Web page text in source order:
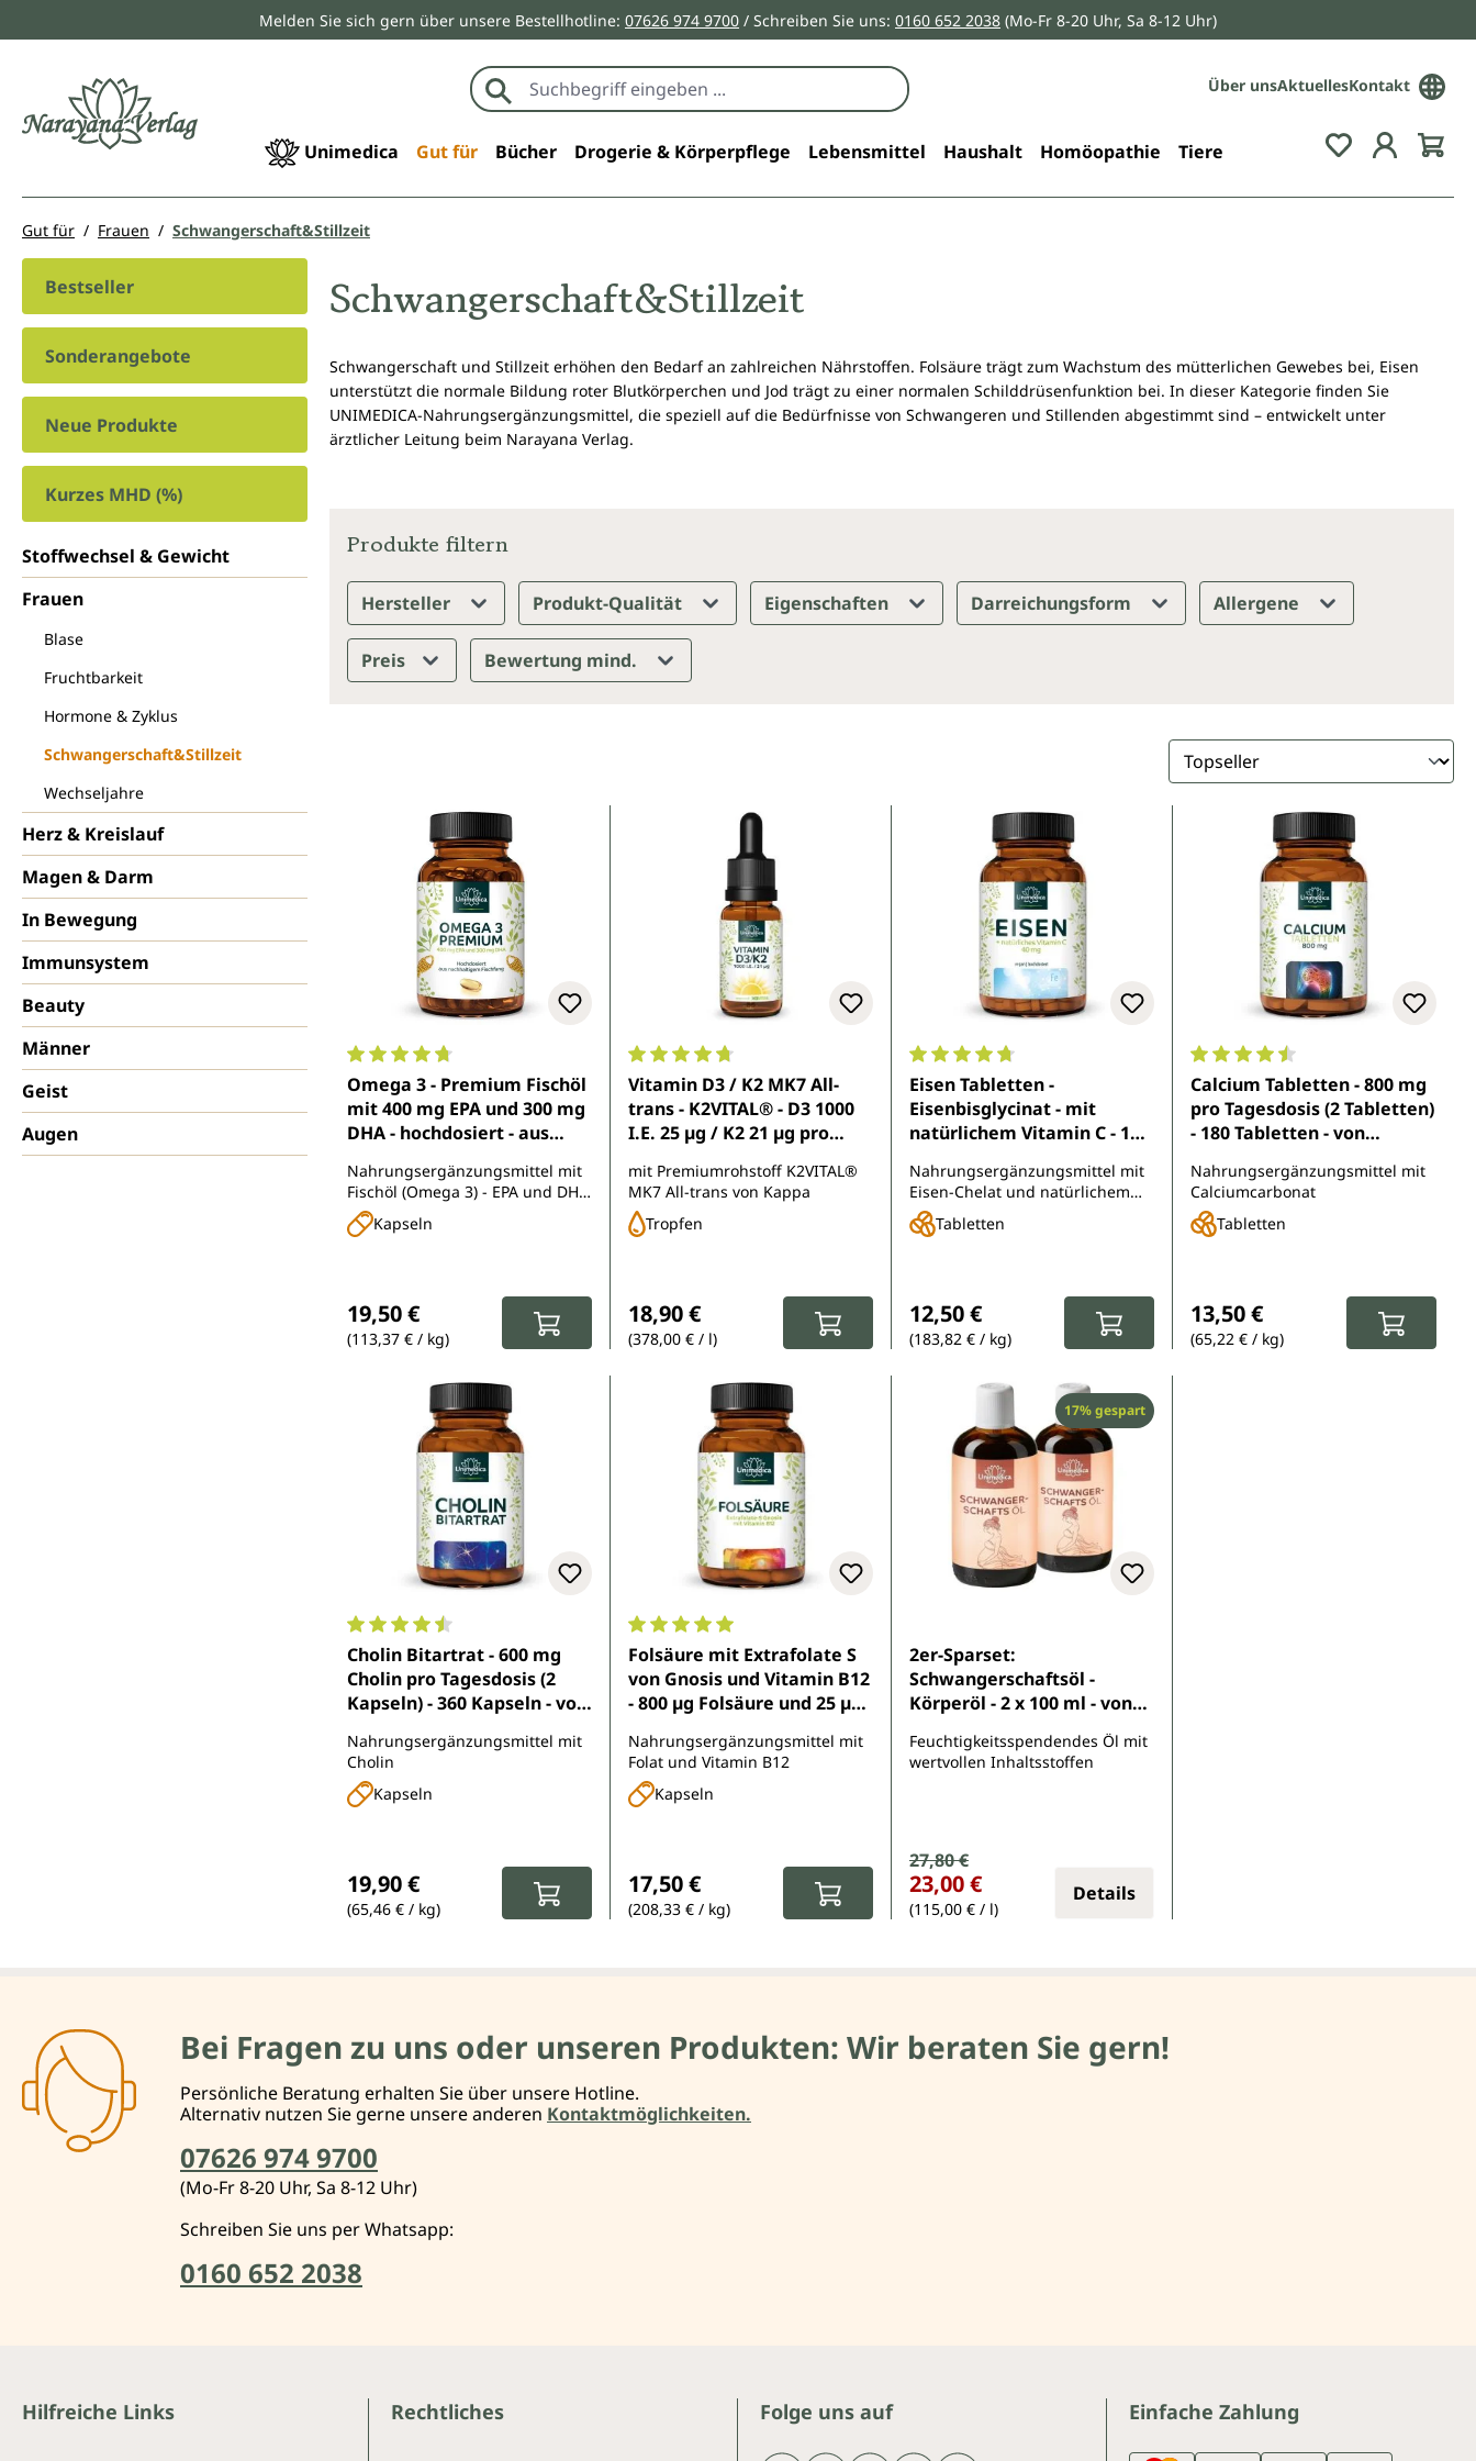
Zur Hauptnavigation springenMelden Sie sich gern über unsere Bestellhotline: 07626 974 9700 / Schreiben Sie uns: 0160 652 2038 (Mo-Fr 8-20 Uhr, Sa 8-12 Uhr)
Über unsAktuellesKontakt
Unimedica Gut für Bücher Drogerie & Körperpflege Lebensmittel Haushalt Homöopathie Tiere Du hast 0
Gut für Frauen Schwangerschaft&Stillzeit
Bestseller
Sonderangebote
Neue Produkte
Kurzes MHD (%)
Stoffwechsel & Gewicht
Frauen
Blase
Fruchtbarkeit
Hormone & Zyklus
Schwangerschaft&Stillzeit
Wechseljahre
Herz & Kreislauf
Magen & Darm
In Bewegung
Immunsystem
Beauty
Männer
Geist
Augen
Schwangerschaft&Stillzeit
Schwangerschaft und Stillzeit erhöhen den Bedarf an zahlreichen Nährstoffen. Folsäure trägt zum Wachstum des mütterlichen Gewebes bei, Eisen
unterstützt die normale Bildung roter Blutkörperchen und Jod trägt zu einer normalen Schilddrüsenfunktion bei. In dieser Kategorie finden Sie
UNIMEDICA-Nahrungsergänzungsmittel, die speziell auf die Bedürfnisse von Schwangeren und Stillenden abgestimmt sind – entwickelt unter
ärztlicher Leitung beim Narayana Verlag.
Produkte filtern
Hersteller Produkt-Qualität Eigenschaften Darreichungsform Allergene
Preis Bewertung mind.
Durchschnittliche Bewertung von 4.7 von 5 Sternen
Omega 3 - Premium Fischöl
mit 400 mg EPA und 300 mg
DHA - hochdosiert - aus
1.000 mg pro Tagesdosis (1
Kapsel) - 120 Softgelkapseln
- von Unimedica
Nahrungsergänzungsmittel mit
Fischöl (Omega 3) - EPA und DHA
in natürlicher Triglyceridform
Kapseln
19,50 €
(113,37 € / kg)
Durchschnittliche Bewertung von 4.8 von 5 Sternen
Vitamin D3 / K2 MK7 All-
trans - K2VITAL® - D3 1000
I.E. 25 µg / K2 21 µg pro
Tropfen) - 50 ml - von
Unimedica
mit Premiumrohstoff K2VITAL®
MK7 All-trans von Kappa
Tropfen
18,90 €
(378,00 € / l)
Durchschnittliche Bewertung von 4.7 von 5 Sternen
Eisen Tabletten -
Eisenbisglycinat - mit
natürlichem Vitamin C - 120
Nahrungsergänzungsmittel mit
Eisen-Chelat und natürlichem
Vitamin C
Tabletten
12,50 €
(183,82 € / kg)
Durchschnittliche Bewertung von
Calcium Tabletten - 800 mg
pro Tagesdosis (2 Tabletten)
- 180 Tabletten - von
Nahrungsergänzungsmittel mit
Calciumcarbonat
Tabletten
13,50 €
(65,22 € / kg)
Durchschnittliche Bewertung von 4.6 von 5 Sternen
Cholin Bitartrat - 600 mg
Cholin pro Tagesdosis (2
Kapseln) - 360 Kapseln - von
Nahrungsergänzungsmittel mit
Cholin
Kapseln
19,90 €
(65,46 € / kg)
Durchschnittliche Bewertung von 5 von 5 Sternen
Folsäure mit Extrafolate S
von Gnosis und Vitamin B12
- 800 µg Folsäure und 25 µg
(1 Kapsel) - 180 Kapseln -
von Unimedica
Nahrungsergänzungsmittel mit
Folat und Vitamin B12
Kapseln
17,50 €
(208,33 € / kg)
Rabatt
17% gespart
2er-Sparset:
Schwangerschaftsöl -
Körperöl - 2 x 100 ml - von
Feuchtigkeitsspendendes Öl mit
wertvollen Inhaltsstoffen
Verkaufspreis:
Regulärer Preis:
27,80 €
23,00 €
(115,00 € / l)
Details
Bei Fragen zu uns oder unseren Produkten: Wir beraten Sie gern!
Persönliche Beratung erhalten Sie über unsere Hotline.
Alternativ nutzen Sie gerne unsere anderen Kontaktmöglichkeiten.
07626 974 9700
(Mo-Fr 8-20 Uhr, Sa 8-12 Uhr)
Schreiben Sie uns per Whatsapp:
0160 652 2038
Folge uns auf Einfache Zahlung
Hilfreiche Links Rechtliches